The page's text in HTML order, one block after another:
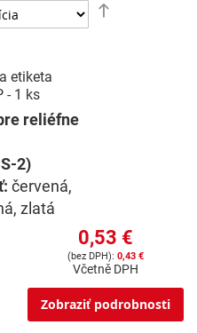
etiketa
- 1 ks
reliéfne
2)
červená,
zlatá
0,53 €
0,43 €
Včetně DPH
Zobraziť podrobnosti